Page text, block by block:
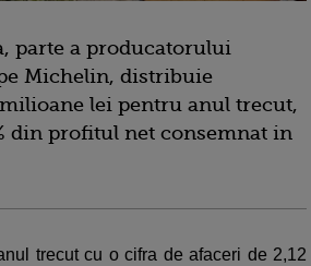
parte a producatorului
Michelin, distribuie
lei pentru anul trecut,
din profitul net consemnat in
trecut cu o cifra de afaceri de 2,12